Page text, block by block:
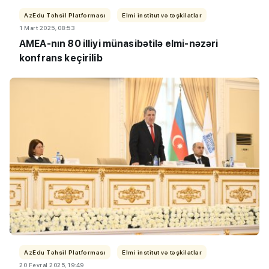
AzEdu Təhsil Platforması
Elmi institut və təşkilatlar
1 Mart 2025, 08:53
AMEA-nın 80 illiyi münasibətilə elmi-nəzəri
konfrans keçirilib
AzEdu Təhsil Platforması
Elmi institut və təşkilatlar
20 Fevral 2025, 19:49